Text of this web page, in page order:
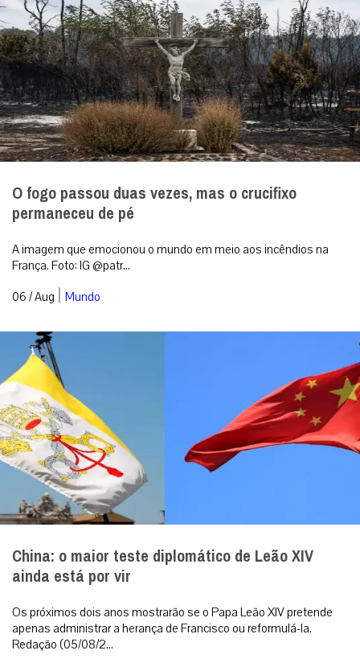
O fogo passou duas vezes, mas o crucifixo
permaneceu de pé
A imagem que emocionou o mundo em meio aos incêndios na
França. Foto: IG @patr...
06 / Aug | Mundo
China: o maior teste diplomático de Leão XIV
ainda está por vir
Os próximos dois anos mostrarão se o Papa Leão XIV pretende
apenas administrar a herança de Francisco ou reformulá-la.
Redação (05/08/2...